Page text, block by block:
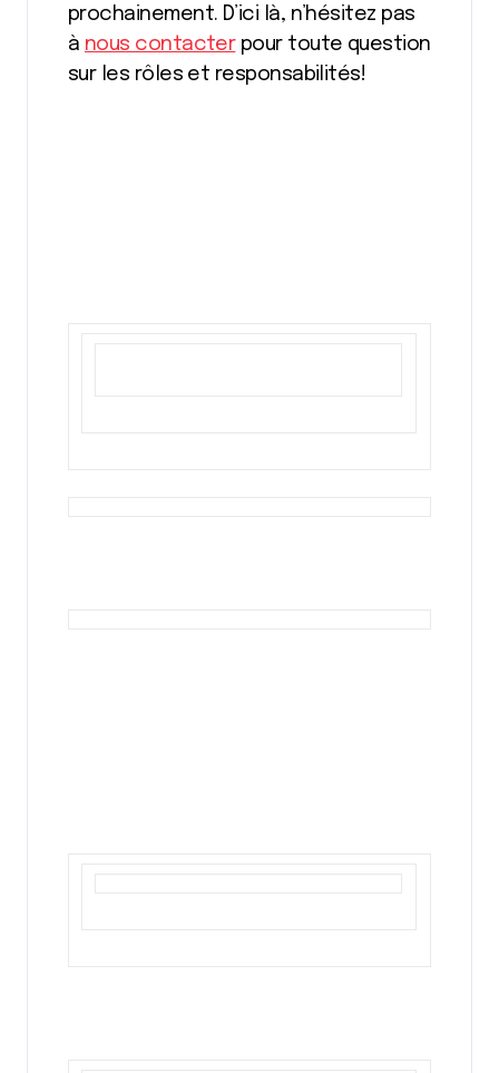
prochainement. D’ici là, n’hésitez pas
à nous contacterpour toute question
sur les rôles et responsabilités!